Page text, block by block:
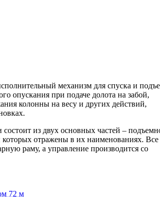
механизм для спуска и
опускания при подаче долота на забой,
колонны на весу и других действий,
из двух основных частей –
отражены в их наименованиях. Все
раму, а управление производится со